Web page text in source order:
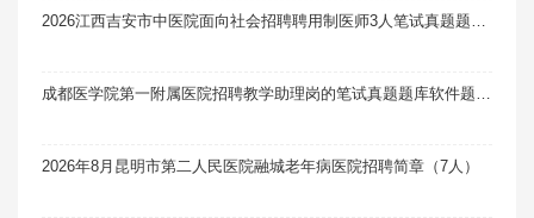
2026年8月昆明市第二人民医院融城老年病医院招聘简章（7人）